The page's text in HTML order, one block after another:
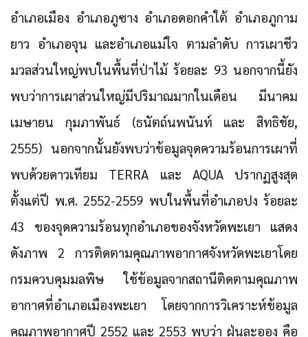
อำเภอเมือง อำเภอภูซาง อำเภอดอกคำใต้ อำเภอภูกาม
ยาว อำเภอจุน และอำเภอแม่ใจ ตามลำดับ การเผาชีว
มวลส่วนใหญ่พบในพื้นที่ป่าไม้ ร้อยละ 93 นอกจากนี้ยัง
พบว่าการเผาส่วนใหญ่มีปริมาณมากในเดือน มีนาคม
เมษายน กุมภาพันธ์ (ธนัตถ์นพนันท์ และ สิทธิชัย,
2555) นอกจากนั้นยังพบว่าข้อมูลจุดความร้อนการเผาที่
พบด้วยดาวเทียม TERRA และ AQUA ปรากฏสูงสุด
ตั้งแต่ปี พ.ศ. 2552-2559 พบในพื้นที่อำเภอปง ร้อยละ
43 ของจุดความร้อนทุกอำเภอของจังหวัดพะเยา แสดง
ดังภาพ 2 การติดตามคุณภาพอากาศจังหวัดพะเยาโดย
กรมควบคุมมลพิษ ใช้ข้อมูลจากสถานีติดตามคุณภาพ
อากาศที่อำเภอเมืองพะเยา โดยจากการวิเคราะห์ข้อมูล
คุณภาพอากาศปี 2552 และ 2553 พบว่า ฝุ่นละออง คือ